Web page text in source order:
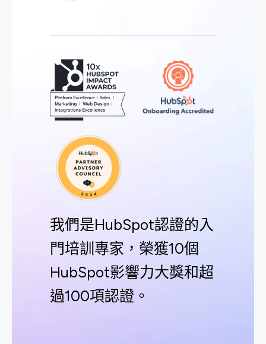
我們是HubSpot認證的入
門培訓專家，榮獲10個
HubSpot影響力大獎和超
過100項認證。